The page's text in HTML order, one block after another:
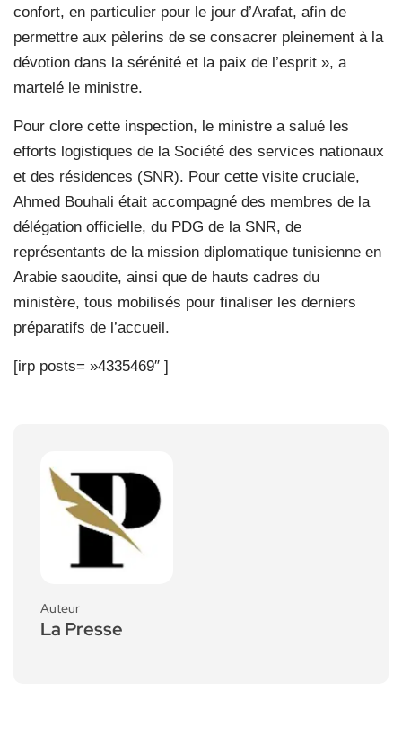
confort, en particulier pour le jour d’Arafat, afin de
permettre aux pèlerins de se consacrer pleinement à la
dévotion dans la sérénité et la paix de l’esprit », a
martelé le ministre.
Pour clore cette inspection, le ministre a salué les
efforts logistiques de la Société des services nationaux
et des résidences (SNR). Pour cette visite cruciale,
Ahmed Bouhali était accompagné des membres de la
délégation officielle, du PDG de la SNR, de
représentants de la mission diplomatique tunisienne en
Arabie saoudite, ainsi que de hauts cadres du
ministère, tous mobilisés pour finaliser les derniers
préparatifs de l’accueil.
[irp posts= »4335469″ ]
Auteur
La Presse